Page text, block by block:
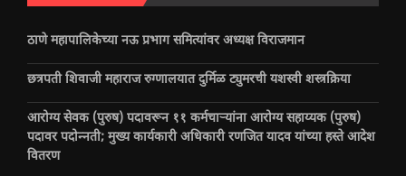
ठाणे महापालिकेच्या नऊ प्रभाग समित्यांवर अध्यक्ष विराजमान
छत्रपती शिवाजी महाराज रुग्णालयात दुर्मिळ ट्युमरची यशस्वी शस्त्रक्रिया
आरोग्य सेवक (पुरुष) पदावरून ११ कर्मचाऱ्यांना आरोग्य सहाय्यक (पुरुष)
पदावर पदोन्नती; मुख्य कार्यकारी अधिकारी रणजित यादव यांच्या हस्ते आदेश
वितरण